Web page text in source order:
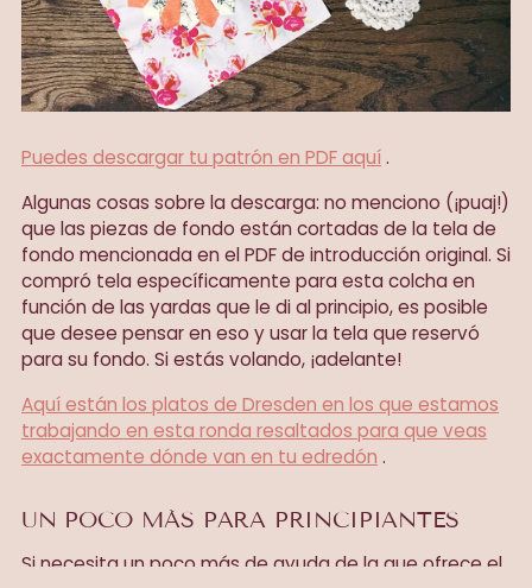
Puedes descargar tu patrón en PDF aquí.
Algunas cosas sobre la descarga: no menciono (¡puaj!)
que las piezas de fondo están cortadas de la tela de
fondo mencionada en el PDF de introducción original. Si
compró tela específicamente para esta colcha en
función de las yardas que le di al principio, es posible
que desee pensar en eso y usar la tela que reservó
para su fondo. Si estás volando, ¡adelante!
Aquí están los platos de Dresden en los que estamos
trabajando en esta ronda resaltados para que veas
exactamente dónde van en tu edredón .
UN POCO MÁS PARA PRINCIPIANTES
Si necesita un poco más de ayuda de la que ofrece el